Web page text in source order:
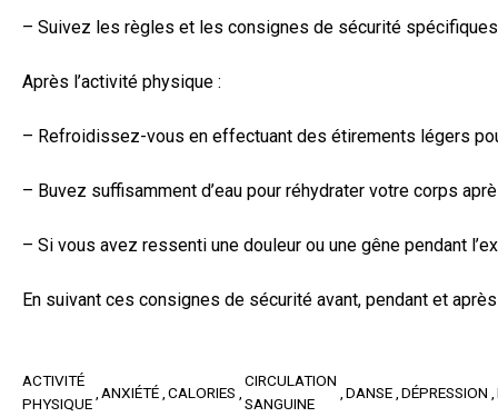
– Suivez les règles et les consignes de sécurité
Après l’activité physique :
– Refroidissez-vous en effectuant des étirements légers
– Buvez suffisamment d’eau pour réhydrater votre corps
– Si vous avez ressenti une douleur ou une gêne pendant
En suivant ces consignes de sécurité avant, pendant et
ACTIVITÉ
PHYSIQUE
ANXIÉTÉ CALORIES
CIRCULATION
SANGUINE
DANSE DÉPRESSION